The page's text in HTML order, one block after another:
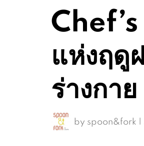
แห่งฤดู
ร่างกาย
by spoon&fork |